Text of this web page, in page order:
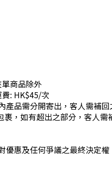
單商品除外
費: HK$45/次
品需分開寄出，客人需補回
，如有超出之部分，客人需
惠及任何爭議之最終決定